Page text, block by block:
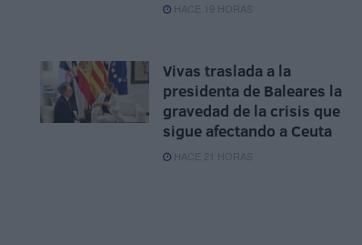
HACE 19 HORAS
Vivas traslada a la
presidenta de Baleares la
gravedad de la crisis que
sigue afectando a Ceuta
HACE 21 HORAS